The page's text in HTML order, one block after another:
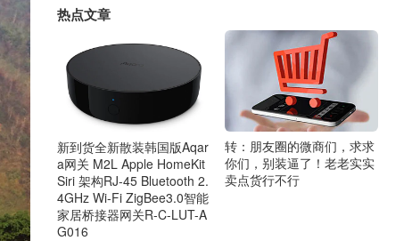
热点文章
新到货全新散装韩国版Aqar
a网关 M2L Apple HomeKit
Siri 架构RJ-45 Bluetooth 2.
4GHz Wi-Fi ZigBee3.0智能
家居桥接器网关R-C-LUT-A
G016
转：朋友圈的微商们，求求
你们，别装逼了！老老实实
卖点货行不行